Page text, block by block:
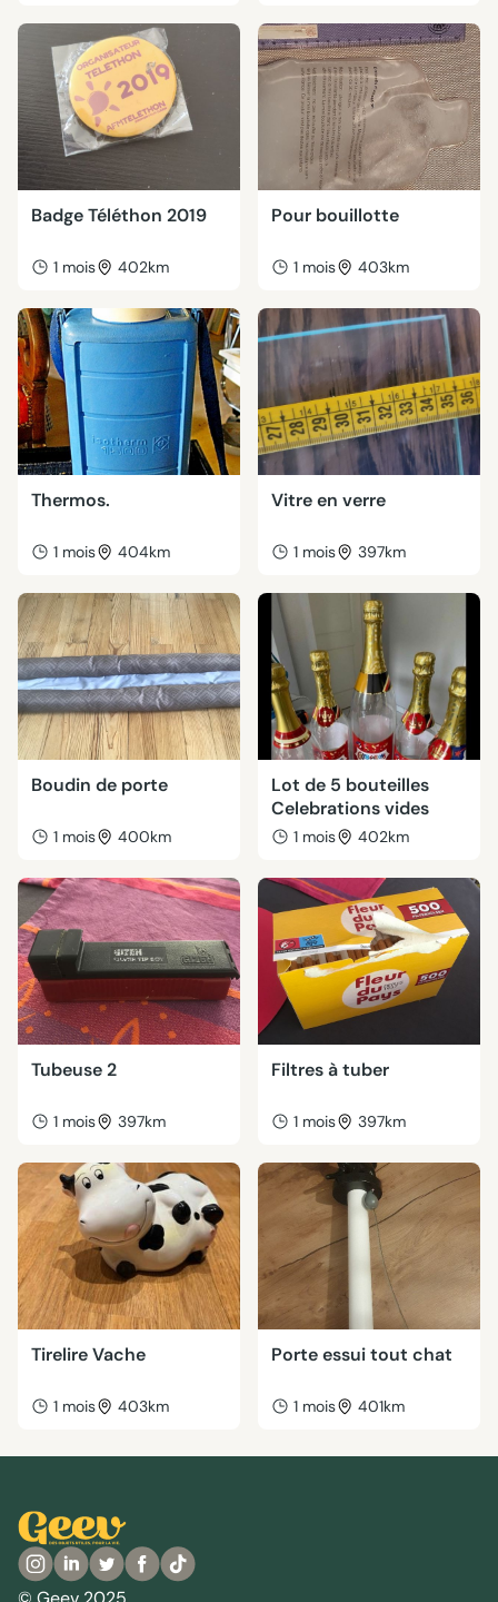
Badge Téléthon 2019
1 mois 402km
Pour bouillotte
1 mois 403km
Thermos.
1 mois 404km
Vitre en verre
1 mois 397km
Boudin de porte
1 mois 400km
Lot de 5 bouteilles
Celebrations vides
1 mois 402km
Tubeuse 2
1 mois 397km
Filtres à tuber
1 mois 397km
Tirelire Vache
1 mois 403km
Porte essui tout chat
1 mois 401km